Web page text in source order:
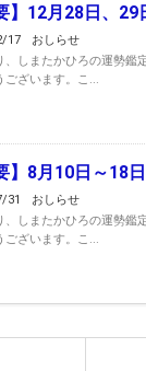
】12月28日、
17
おしらせ
、しまたかひろの運勢鑑
ございます。こ...
】8月10日～18
31
おしらせ
、しまたかひろの運勢鑑
ございます。こ...